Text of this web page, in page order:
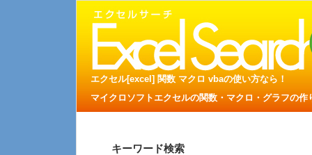
エクセル[excel] 関数 マクロ vbaの使い方なら！
マイクロソフトエクセルの関数・マクロ・グラフの
キーワード検索